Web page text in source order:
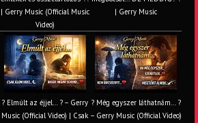
| Gerry Music (Official Music
Video)
| Gerry Music
? Elmúlt az éjjel… ? – Gerry
Music (Official Video) | Csak
? Még egyszer láthatnám… ?
– Gerry Music (Official Video)